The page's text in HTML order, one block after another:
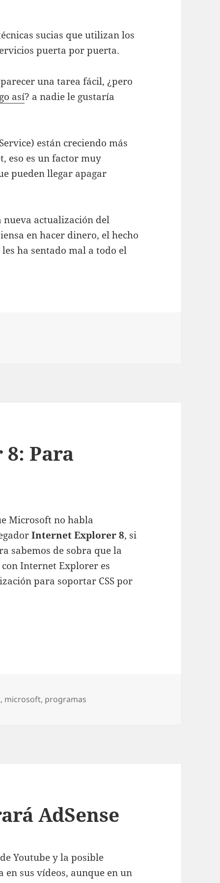
sucias que utilizan los
puerta por puerta.
una tarea fácil, ¿pero
así? a nadie le gustaría
están creciendo más
eso es un factor muy
pueden llegar apagar
nueva actualización del
en hacer dinero, el hecho
ha sentado mal a todo el
Para
Microsoft no habla
Internet Explorer 8, si
sabemos de sobra que la
Internet Explorer es
para soportar CSS por
cuando?
, microsoft, programas
AdSense
Youtube y la posible
sus vídeos, aunque en un